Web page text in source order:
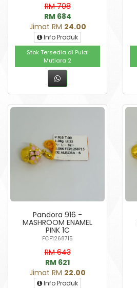
RM 708
RM 684
Jimat RM 24.00
Info Produk
Stok Tersedia di Pulai
Mutiara 2
Pandora 916 -
MASHROOM ENAMEL
PINK 1C
FCP1268715
RM 643
RM 621
Jimat RM 22.00
Info Produk